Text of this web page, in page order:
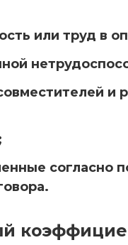
или труд в
и
согласно